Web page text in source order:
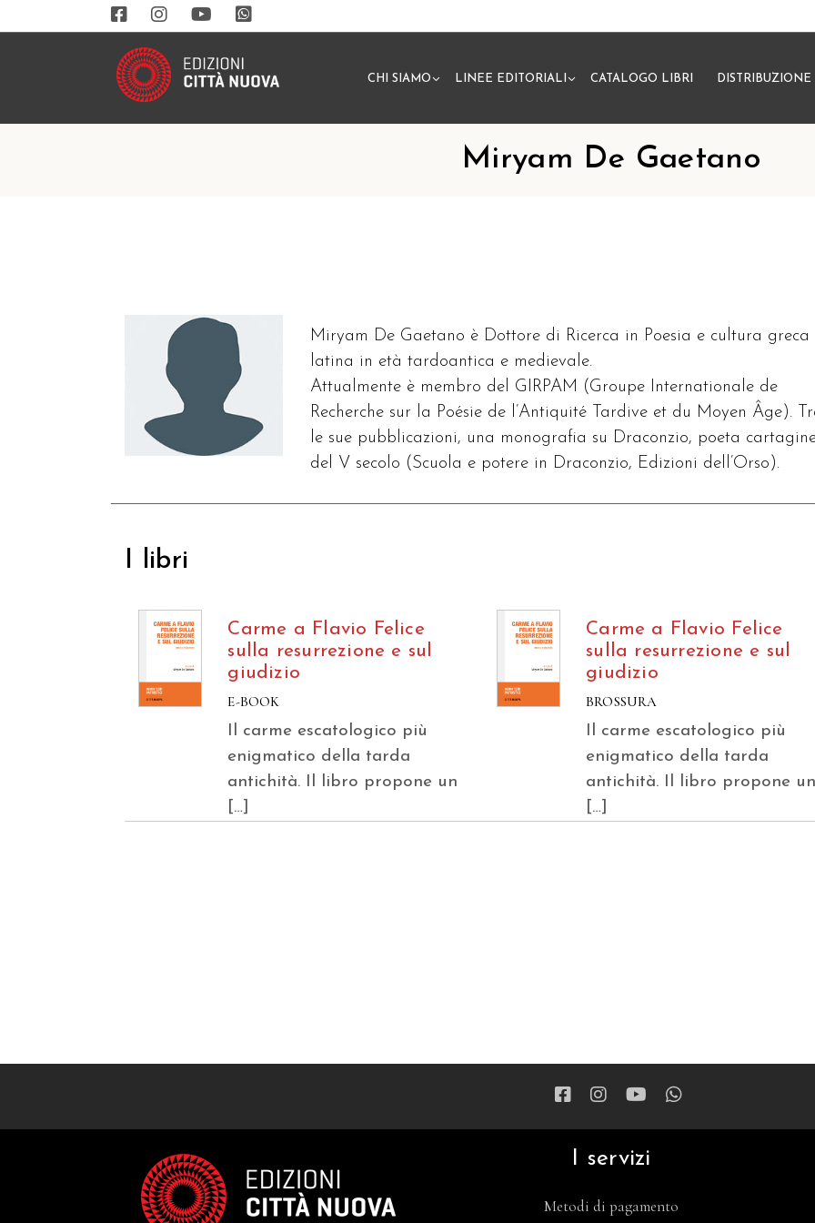
CHI SIAMO LINEE EDITORIALI CATALOGO LIBRI DISTRIBUZIONE
Miryam De Gaetano
Miryam De Gaetano è Dottore di Ricerca in Poesia e cultura greca
latina in età tardoantica e medievale.
Attualmente è membro del GIRPAM (Groupe Internationale de
Recherche sur la Poésie de l’Antiquité Tardive et du Moyen Âge).
le sue pubblicazioni, una monografia su Draconzio, poeta
del V secolo (Scuola e potere in Draconzio, Edizioni dell’Orso).
I libri
Carme a Flavio Felice
sulla resurrezione e sul
giudizio
E-BOOK
Il carme escatologico più
enigmatico della tarda
antichità. Il libro propone un
[…]
Carme a Flavio Felice
sulla resurrezione e sul
giudizio
BROSSURA
Il carme escatologico più
enigmatico della tarda
antichità. Il libro propone un
[…]
I servizi
Metodi di pagamento